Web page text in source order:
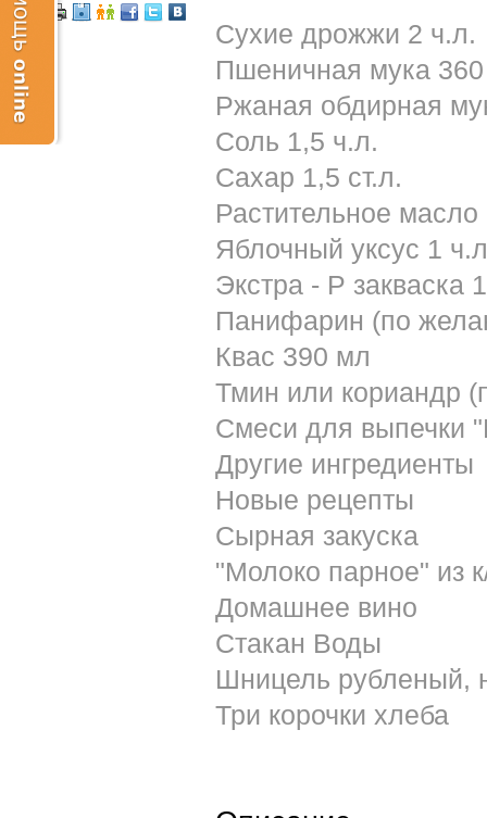
Сухие дрожжи 2 ч.л.
Пшеничная мука 360
Ржаная обдирная
Соль 1,5 ч.л.
Сахар 1,5 ст.л.
Растительное масло
Яблочный уксус 1
Экстра - Р закваска
Панифарин (по
Квас 390 мл
Тмин или кориандр
Смеси для выпечки
Другие ингредиенты
Новые рецепты
Сырная закуска
"Молоко парное" из
Домашнее вино
Стакан Воды
Шницель рубленый,
Три корочки хлеба